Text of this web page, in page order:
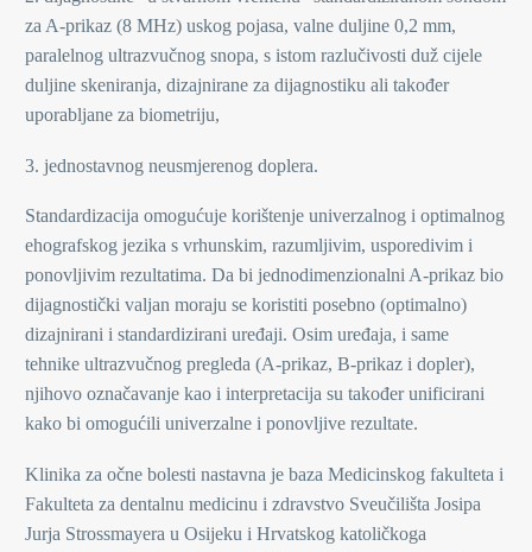
za A-prikaz (8 MHz) uskog pojasa, valne duljine 0,2 mm,
paralelnog ultrazvučnog snopa, s istom razlučivosti duž cijele
duljine skeniranja, dizajnirane za dijagnostiku ali također
uporabljane za biometriju,
3. jednostavnog neusmjerenog doplera.
Standardizacija omogućuje korištenje univerzalnog i optimalnog
ehografskog jezika s vrhunskim, razumljivim, usporedivim i
ponovljivim rezultatima. Da bi jednodimenzionalni A-prikaz bio
dijagnostički valjan moraju se koristiti posebno (optimalno)
dizajnirani i standardizirani uređaji. Osim uređaja, i same
tehnike ultrazvučnog pregleda (A-prikaz, B-prikaz i dopler),
njihovo označavanje kao i interpretacija su također unificirani
kako bi omogućili univerzalne i ponovljive rezultate.
Klinika za očne bolesti nastavna je baza Medicinskog fakulteta i
Fakulteta za dentalnu medicinu i zdravstvo Sveučilišta Josipa
Jurja Strossmayera u Osijeku i Hrvatskog katoličkoga